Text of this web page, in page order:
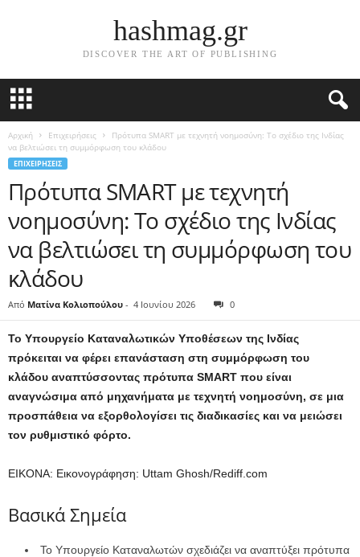
hashmag.gr
DISCOVER THE ART OF PUBLISHING
Αρχική Επιχειρήσεις
Πρότυπα SMART με τεχνητή νοημοσύνη: Το σχέδιο της Ινδίας
να βελτιώσει τη συμμόρφωση του κλάδου
ΕΠΙΧΕΙΡΉΣΕΙΣ
Πρότυπα SMART με τεχνητή
νοημοσύνη: Το σχέδιο της Ινδίας
να βελτιώσει τη συμμόρφωση του
κλάδου
Από Ματίνα Κολιοπούλου - 4 Ιουνίου 2026 0
Το Υπουργείο Καταναλωτικών Υποθέσεων της Ινδίας
πρόκειται να φέρει επανάσταση στη συμμόρφωση του
κλάδου αναπτύσσοντας πρότυπα SMART που είναι
αναγνώσιμα από μηχανήματα με τεχνητή νοημοσύνη, σε μια
προσπάθεια να εξορθολογίσει τις διαδικασίες και να μειώσει
τον ρυθμιστικό φόρτο.
ΕΙΚΟΝΑ: Εικονογράφηση: Uttam Ghosh/Rediff.com
Βασικά Σημεία
Το Υπουργείο Καταναλωτών σχεδιάζει να αναπτύξει πρότυπα